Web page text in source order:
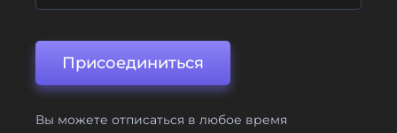
Присоединиться
Вы можете отписаться в любое время